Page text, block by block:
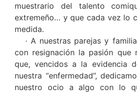
muestrario del talento
extremeño… y que cada vez lo
medida.
· A nuestras parejas y
con resignación la pasión que
que, vencidos a la evidencia
nuestra “enfermedad”,
nuestro ocio a algo con lo